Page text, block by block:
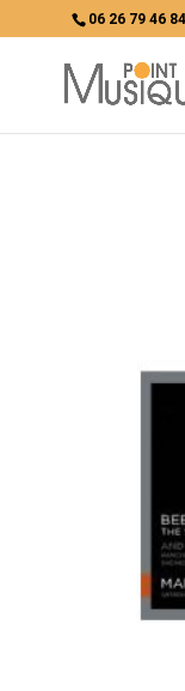
06 26 79 46 84